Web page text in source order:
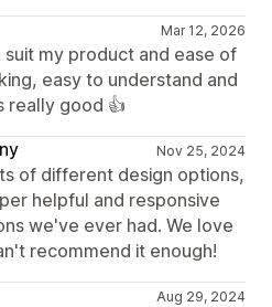
Mar 12, 2026
my product and ease of
easy to understand and
really good 👍
Nov 25, 2024
of different design options,
helpful and responsive
we've ever had. We love
recommend it enough!
Aug 29, 2024